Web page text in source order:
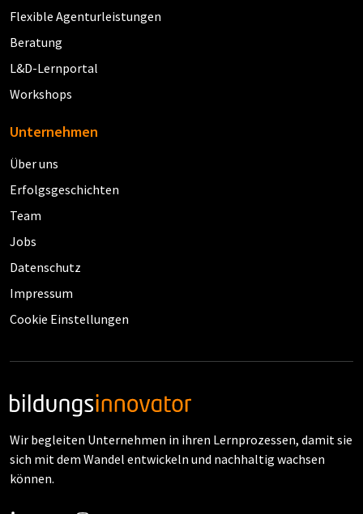
Flexible Agenturleistungen
Beratung
L&D-Lernportal
Workshops
Unternehmen
Über uns
Erfolgsgeschichten
Team
Jobs
Datenschutz
Impressum
Cookie Einstellungen
Wir begleiten Unternehmen in ihren Lernprozessen, damit sie
sich mit dem Wandel entwickeln und nachhaltig wachsen
können.